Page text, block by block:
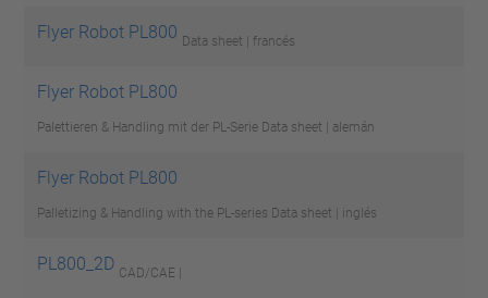
Flyer Robot PL800 Data sheet | francés
Flyer Robot PL800
Palettieren & Handling mit der PL-Serie Data sheet | alemán
Flyer Robot PL800
Palletizing & Handling with the PL-series Data sheet | inglés
PL800_2D CAD/CAE |